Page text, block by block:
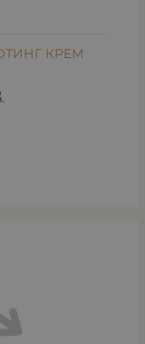
КРЕМ